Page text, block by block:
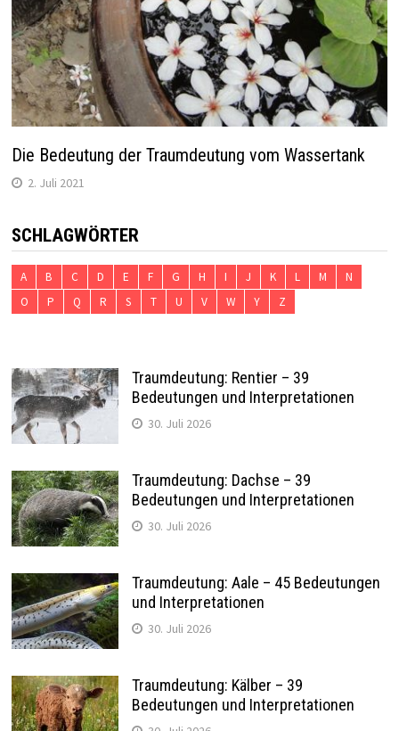
Die Bedeutung der Traumdeutung vom Wassertank
2. Juli 2021
SCHLAGWÖRTER
A B C D E F G H I J K L M
N
O
P Q R S T U V W Y Z
Traumdeutung: Rentier – 39
Bedeutungen und Interpretationen
30. Juli 2026
Traumdeutung: Dachse – 39
Bedeutungen und Interpretationen
30. Juli 2026
Traumdeutung: Aale – 45 Bedeutungen
und Interpretationen
30. Juli 2026
Traumdeutung: Kälber – 39
Bedeutungen und Interpretationen